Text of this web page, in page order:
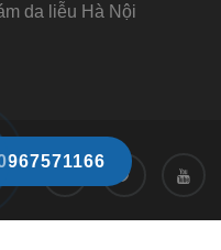
da liễu Hà Nội